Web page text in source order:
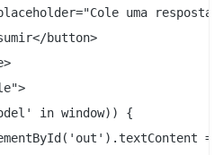
uma resposta
button>
in window)) {
=